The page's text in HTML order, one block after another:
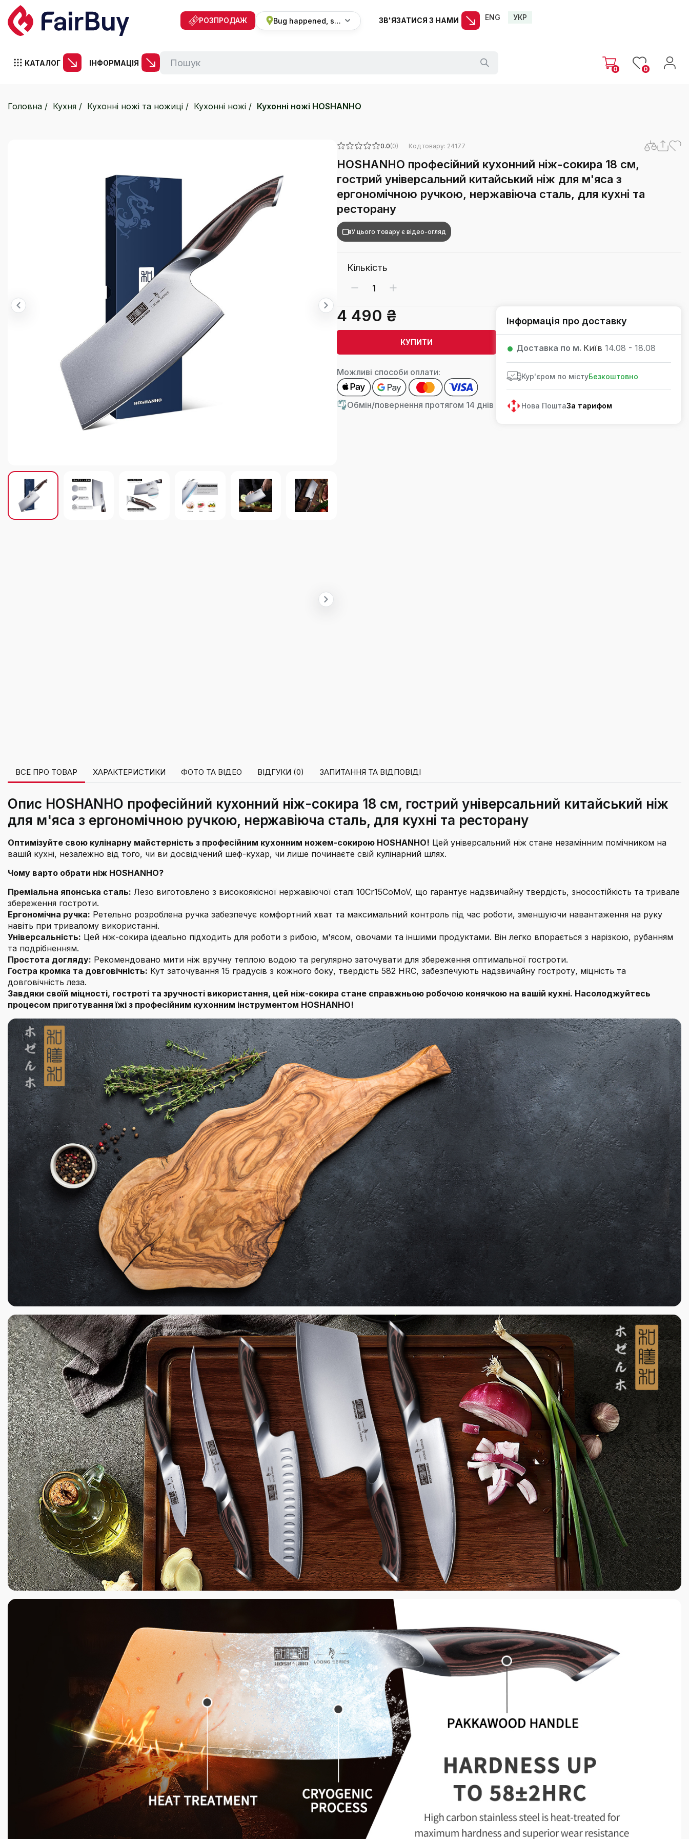
РОЗПРОДАЖ Bug happened, sorry ЗВ'ЯЗАТИСЯ З НАМИ ENG УКР
КАТАЛОГ ІНФОРМАЦІЯ
0 0
Головна Кухня Кухонні ножі та ножиці Кухонні ножі Кухонні ножі HOSHANHO
0.0(0) Код товару: 24177
HOSHANHO професійний кухонний ніж-сокира 18 см,
гострий універсальний китайський ніж для м'яса з
ергономічною ручкою, нержавіюча сталь, для кухні та
ресторану
У цього товару є відео-огляд
Кількість
4 490 ₴
КУПИТИ
Можливі способи оплати:
Обмін/повернення протягом 14 днів
Інформація про доставку
Доставка по м. Київ 14.08 - 18.08
Кур'єром по містуБезкоштовно
Нова ПоштаЗа тарифом
ВСЕ ПРО ТОВАР ХАРАКТЕРИСТИКИ ФОТО ТА ВІДЕО ВІДГУКИ (0) ЗАПИТАННЯ ТА ВІДПОВІДІ
Опис HOSHANHO професійний кухонний ніж-сокира 18 см, гострий універсальний китайський ніж
для м'яса з ергономічною ручкою, нержавіюча сталь, для кухні та ресторану
Оптимізуйте свою кулінарну майстерність з професійним кухонним ножем-сокирою HOSHANHO! Цей універсальний ніж стане незамінним помічником на
вашій кухні, незалежно від того, чи ви досвідчений шеф-кухар, чи лише починаєте свій кулінарний шлях.
Чому варто обрати ніж HOSHANHO?
Преміальна японська сталь: Лезо виготовлено з високоякісної нержавіючої сталі 10Cr15CoMoV, що гарантує надзвичайну твердість, зносостійкість та тривале
збереження гостроти.
Ергономічна ручка: Ретельно розроблена ручка забезпечує комфортний хват та максимальний контроль під час роботи, зменшуючи навантаження на руку
навіть при тривалому використанні.
Універсальність: Цей ніж-сокира ідеально підходить для роботи з рибою, м'ясом, овочами та іншими продуктами. Він легко впорається з нарізкою, рубанням
та подрібненням.
Простота догляду: Рекомендовано мити ніж вручну теплою водою та регулярно заточувати для збереження оптимальної гостроти.
Гостра кромка та довговічність: Кут заточування 15 градусів з кожного боку, твердість 582 HRC, забезпечують надзвичайну гостроту, міцність та
довговічність леза.
Завдяки своїй міцності, гостроті та зручності використання, цей ніж-сокира стане справжньою робочою конячкою на вашій кухні. Насолоджуйтесь
процесом приготування їжі з професійним кухонним інструментом HOSHANHO!